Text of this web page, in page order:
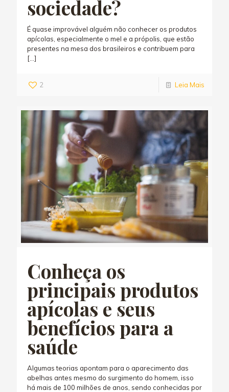
sociedade?
É quase improvável alguém não conhecer os produtos
apícolas, especialmente o mel e a própolis, que estão
presentes na mesa dos brasileiros e contribuem para
[…]
2 Leia Mais
Conheça os
principais produtos
apícolas e seus
benefícios para a
saúde
Algumas teorias apontam para o aparecimento das
abelhas antes mesmo do surgimento do homem, isso
há mais de 100 milhões de anos, sendo conhecidas por